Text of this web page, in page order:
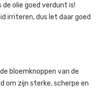
olie goed verdunt is!
irriteren, dus let daar goed
bloemknoppen van de
om zijn sterke, scherpe en